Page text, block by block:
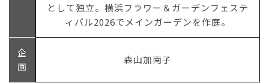
として独立。横浜フラワー＆ガーデンフェステ
ィバル2026でメインガーデンを作庭。
企
画
森山加南子